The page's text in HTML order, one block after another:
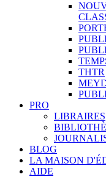
THTR
PRO
LIBRAIRES
BLOG
LA MAISON
AIDE